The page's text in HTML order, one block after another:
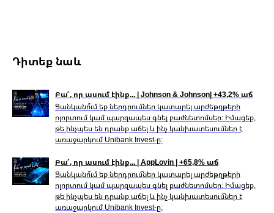
Դիտեք նաև
Բա՜, որ ասում էինք... | Johnson & Johnson| +43,2% աճ
Ցանկանո՞ւմ եք ներդրումներ կատարել արժեթղթերի
ոլորտում կամ պարզապես գնել բաժնետոմսեր: Իմացեք,
թե ինչպես են դրանք աճել և ինչ կանխատեսումներ է
առաջարկում Unibank Invest-ը:
Բա՜, որ ասում էինք... | AppLovin | +65,8% աճ
Ցանկանո՞ւմ եք ներդրումներ կատարել արժեթղթերի
ոլորտում կամ պարզապես գնել բաժնետոմսեր: Իմացեք,
թե ինչպես են դրանք աճել և ինչ կանխատեսումներ է
առաջարկում Unibank Invest-ը: